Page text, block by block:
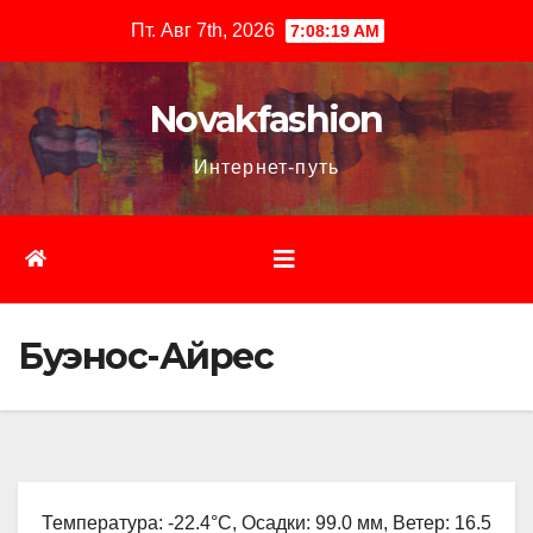
содержимому
Пт. Авг 7th, 2026 7:08:20 AM
Novakfashion
Интернет-путь
Буэнос-Айрес
Температура: -22.4°C, Осадки: 99.0 мм, Ветер: 16.5